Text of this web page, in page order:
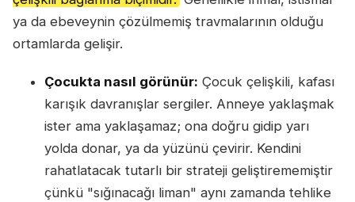
ya da ebeveynin çözülmemiş travmalarının olduğu
ortamlarda gelişir.
Çocukta nasıl görünür: Çocuk çelişkili, kafası
karışık davranışlar sergiler. Anneye yaklaşmak
ister ama yaklaşamaz; ona doğru gidip yarı
yolda donar, ya da yüzünü çevirir. Kendini
rahatlatacak tutarlı bir strateji geliştirememiştir
çünkü "sığınacağı liman" aynı zamanda tehlike